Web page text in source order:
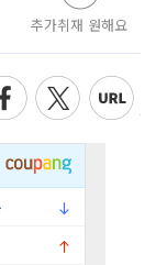
추가취재 원해요